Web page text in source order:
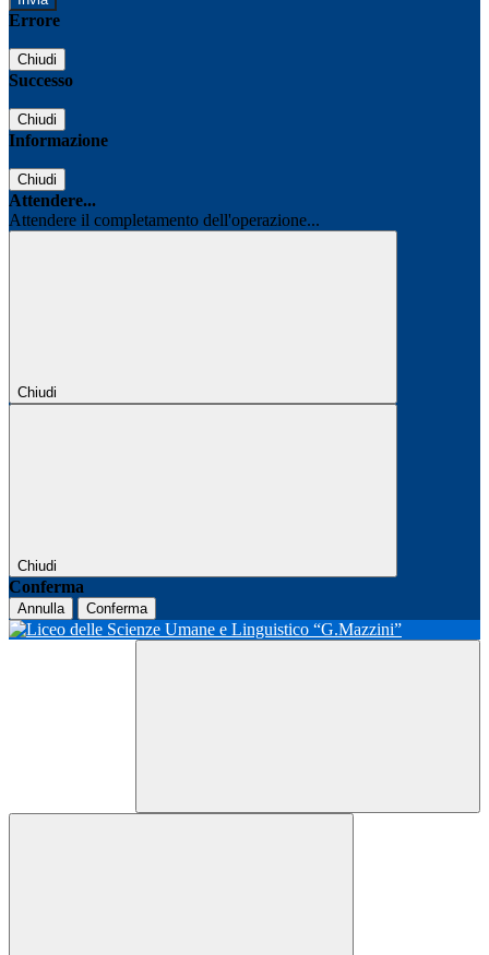
Errore
Chiudi
Successo
Chiudi
Informazione
Chiudi
Attendere...
Attendere il completamento dell'operazione...
Chiudi
Chiudi
Conferma
Annulla Conferma